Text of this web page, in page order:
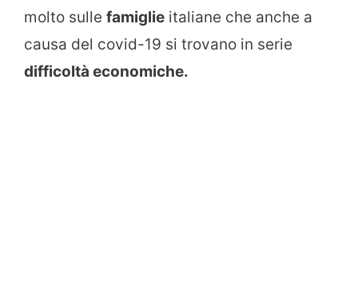
molto sulle famiglie italiane che anche a
causa del covid-19 si trovano in serie
difficoltà economiche.